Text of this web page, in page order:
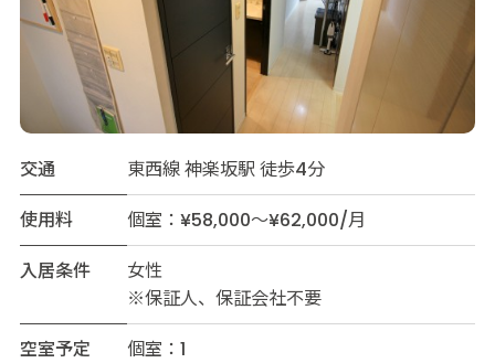
交通
東西線 神楽坂駅 徒歩4分
使用料
個室：¥58,000～¥62,000/月
入居条件
女性
※保証人、保証会社不要
空室予定
個室：1